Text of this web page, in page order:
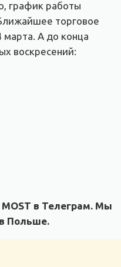
график работы
торговое
марта. А до конца
воскресений:
MOST в Телеграм. Мы
Польше.